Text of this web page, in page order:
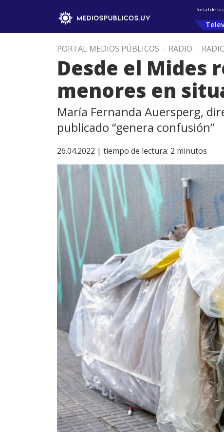
Portal de
PORTAL MEDIOS PÚBLICOS . RADIO .
Desde el Mides
menores en
María Fernanda Auersperg,
publicado “genera confusión”
26.04.2022 | tiempo de lectura: 2 minutos